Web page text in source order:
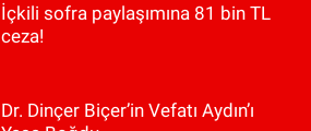
İçkili sofra paylaşımına 81 bin TL
ceza!
Dr. Dinçer Biçer’in Vefatı Aydın’ı